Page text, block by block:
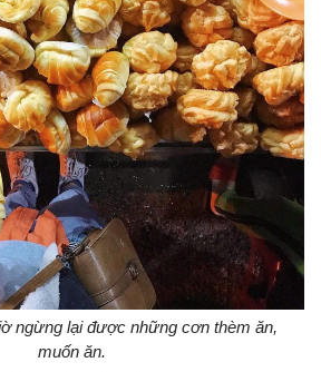
ngừng lại được những cơn thèm ăn,
muốn ăn.